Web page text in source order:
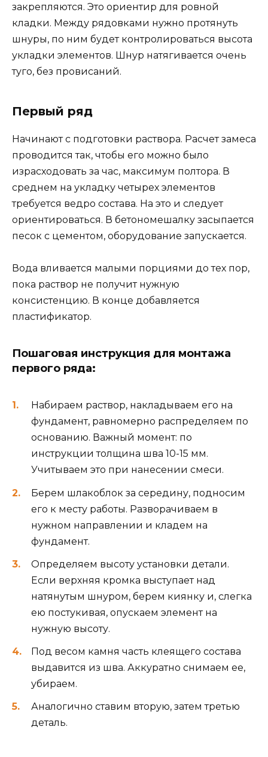
закрепляются. Это ориентир для ровной
кладки. Между рядовками нужно протянуть
шнуры, по ним будет контролироваться высота
укладки элементов. Шнур натягивается очень
туго, без провисаний.
Первый ряд
Начинают с подготовки раствора. Расчет замеса
проводится так, чтобы его можно было
израсходовать за час, максимум полтора. В
среднем на укладку четырех элементов
требуется ведро состава. На это и следует
ориентироваться. В бетономешалку засыпается
песок с цементом, оборудование запускается.
Вода вливается малыми порциями до тех пор,
пока раствор не получит нужную
консистенцию. В конце добавляется
пластификатор.
Пошаговая инструкция для монтажа
первого ряда:
Набираем раствор, накладываем его на
фундамент, равномерно распределяем по
основанию. Важный момент: по
инструкции толщина шва 10-15 мм.
Учитываем это при нанесении смеси.
Берем шлакоблок за середину, подносим
его к месту работы. Разворачиваем в
нужном направлении и кладем на
фундамент.
Определяем высоту установки детали.
Если верхняя кромка выступает над
натянутым шнуром, берем киянку и, слегка
ею постукивая, опускаем элемент на
нужную высоту.
Под весом камня часть клеящего состава
выдавится из шва. Аккуратно снимаем ее,
убираем.
Аналогично ставим вторую, затем третью
деталь.